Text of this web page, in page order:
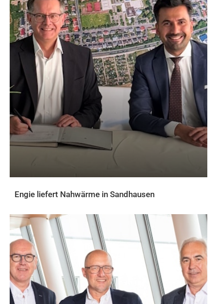
Engie liefert Nahwärme in Sandhausen